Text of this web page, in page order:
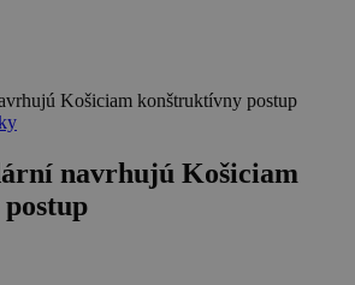
navrhujú Košiciam